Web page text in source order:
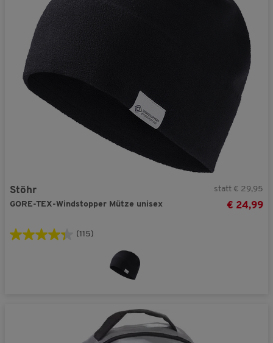
Stöhr
GORE-TEX-Windstopper Mütze unisex
statt € 29,95
€ 24,99
(115)